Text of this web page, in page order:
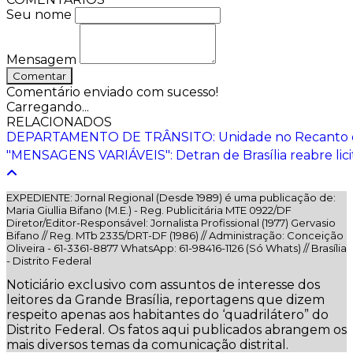
Seu nome
Mensagem
Comentar
Comentário enviado com sucesso!
Carregando...
RELACIONADOS
DEPARTAMENTO DE TRÂNSITO: Unidade no
"MENSAGENS VARIÁVEIS": Detran de Brasília reabre
EXPEDIENTE: Jornal Regional (Desde 1989) é uma publicação de:
Maria Giullia Bifano (M.E.) - Reg. Publicitária MTE 0922/DF
Diretor/Editor-Responsável: Jornalista Profissional (1977) Gervasio
Bifano // Reg. MTb 2335/DRT-DF (1986) // Administração: Conceição
Oliveira - 61-3361-8877 WhatsApp: 61-98416-1126 (Só Whats) // Brasília
- Distrito Federal
Noticiário exclusivo com assuntos de interesse dos
leitores da Grande Brasília, reportagens que dizem
respeito apenas aos habitantes do ‘quadrilátero” do
Distrito Federal. Os fatos aqui publicados abrangem os
mais diversos temas da comunicação distrital.